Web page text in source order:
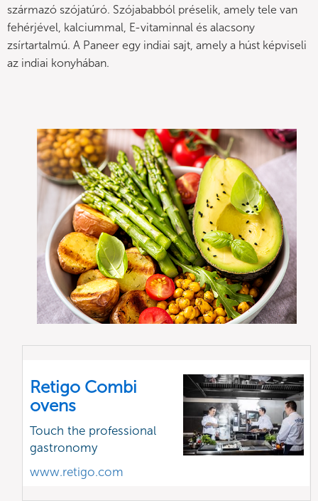
származó szójatúró. Szójababból préselik, amely tele van
fehérjével, kalciummal, E-vitaminnal és alacsony
zsírtartalmú. A Paneer egy indiai sajt, amely a húst képviseli
az indiai konyhában.
Retigo Combi
ovens
Touch the professional
gastronomy
www.retigo.com